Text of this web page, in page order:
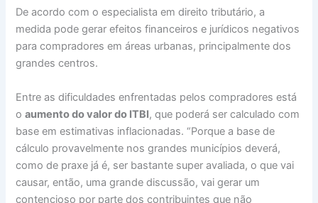
De acordo com o especialista em direito tributário, a
medida pode gerar efeitos financeiros e jurídicos negativos
para compradores em áreas urbanas, principalmente dos
grandes centros.
Entre as dificuldades enfrentadas pelos compradores está
oaumento do valor do ITBI, que poderá ser calculado com
base em estimativas inflacionadas. “Porque a base de
cálculo provavelmente nos grandes municípios deverá,
como de praxe já é, ser bastante super avaliada, o que vai
causar, então, uma grande discussão, vai gerar um
contencioso por parte dos contribuintes que não